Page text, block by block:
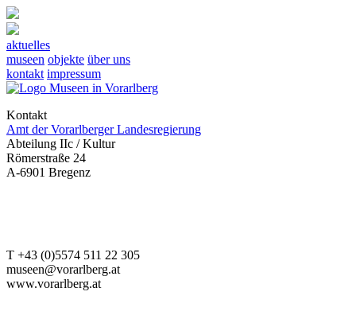
aktuelles
museen objekte über uns
kontakt impressum
Kontakt
Amt der Vorarlberger Landesregierung
Abteilung IIc / Kultur
Römerstraße 24
A-6901 Bregenz
T +43 (0)5574 511 22 305
museen@vorarlberg.at
www.vorarlberg.at